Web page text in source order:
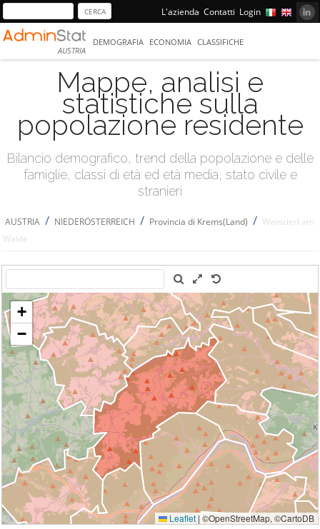
L'azienda Contatti Login
AUSTRIA
DEMOGRAFIA ECONOMIA CLASSIFICHE
Mappe, analisi e
statistiche sulla
popolazione residente
Bilancio demografico, trend della popolazione e delle
famiglie, classi di età ed età media, stato civile e
stranieri
AUSTRIA / NIEDERÖSTERREICH / Provincia di Krems(Land) / Weinzierl am
Walde